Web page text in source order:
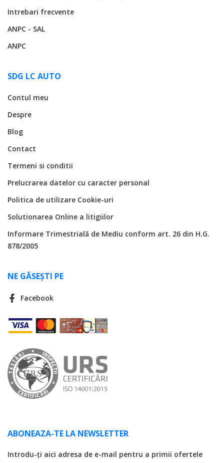
Intrebari frecvente
ANPC - SAL
ANPC
SDG LC AUTO
Contul meu
Despre
Blog
Contact
Termeni si conditii
Prelucrarea datelor cu caracter personal
Politica de utilizare Cookie-uri
Solutionarea Online a litigiilor
Informare Trimestrială de Mediu conform art. 26 din H.G.
878/2005
NE GĂSEȘTI PE
Facebook
ABONEAZA-TE LA NEWSLETTER
Introdu-ți aici adresa de e-mail pentru a primii ofertele